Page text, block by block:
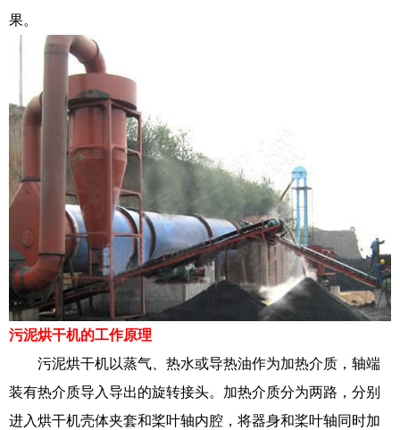
果。
污泥烘干机的工作原理
污泥烘干机以蒸气、热水或导热油作为加热介质，轴端
装有热介质导入导出的旋转接头。加热介质分为两路，分别
进入烘干机壳体夹套和桨叶轴内腔，将器身和桨叶轴同时加